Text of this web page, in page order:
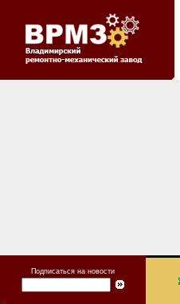
Подписаться на новости